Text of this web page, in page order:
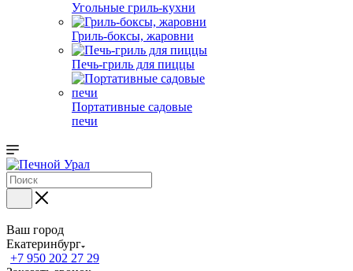
Угольные гриль-кухни
Гриль-боксы, жаровни
Печь-гриль для пиццы
Портативные садовые
печи
Ваш город
Екатеринбург
+7 950 202 27 29